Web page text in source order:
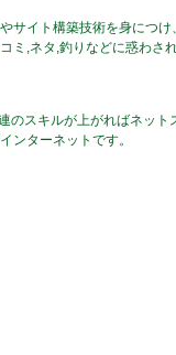
サイト構築技術を身につ
ミ,ネタ,釣りなどに惑わさ
のスキルが上がればネット
ンターネットです。